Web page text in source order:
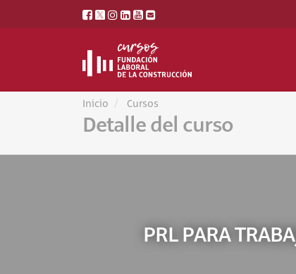
Inicio Cursos
Detalle del curso
PRL PARA